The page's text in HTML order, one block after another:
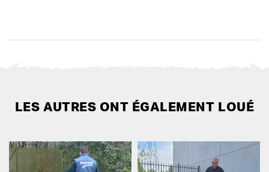
LES AUTRES ONT ÉGALEMENT LOUÉ